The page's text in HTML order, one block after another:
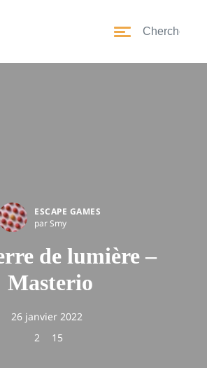
ESCAPE GAMES
par Smy
de lumière –
Masterio
26 janvier 2022
2
15